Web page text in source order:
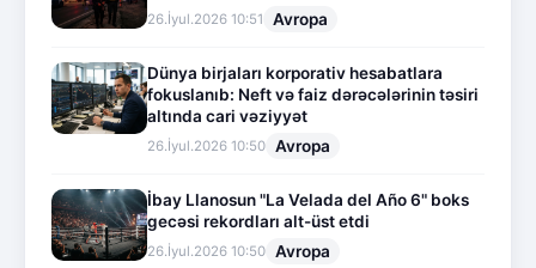
26.İyul.2026 10:51 Avropa
Dünya birjaları korporativ hesabatlara
fokuslanıb: Neft və faiz dərəcələrinin təsiri
altında cari vəziyyət
26.İyul.2026 10:50 Avropa
İbay Llanosun "La Velada del Año 6" boks
gecəsi rekordları alt-üst etdi
26.İyul.2026 10:50 Avropa